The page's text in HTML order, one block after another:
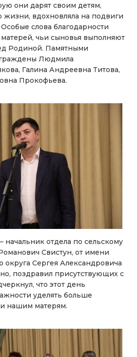
они дарят своим детям,
жизни, вдохновляла на подвиги
слова благодарности
чьи сыновья выполняют
Родиной. Памятными
Людмила
Галина Андреевна Титова,
Прокофьева.
начальник отдела по сельскому
Свистун, от имени
округа Сергея Александровича
поздравил присутствующих с
что этот день
уделять больше
нашим матерям.